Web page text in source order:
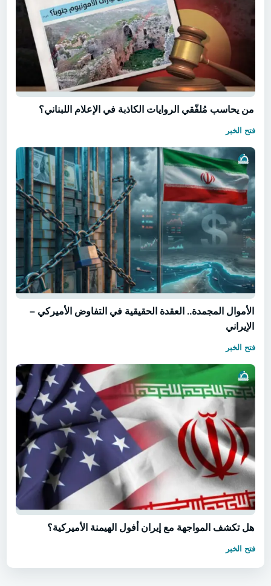
من يحاسب مُلفّقي الروايات الكاذبة في الإعلام اللبناني؟
فتح الخبر
الأموال المجمدة.. العقدة الحقيقية في التفاوض الأميركي –
الإيراني
فتح الخبر
هل تكشف المواجهة مع إيران أفول الهيمنة الأميركية؟
فتح الخبر